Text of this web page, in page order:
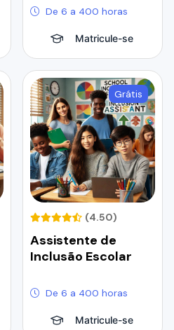
De 6 a 400 horas
Matricule-se
Grátis
(4.50)
Assistente de
Inclusão Escolar
De 6 a 400 horas
Matricule-se